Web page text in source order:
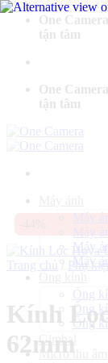
dung
One
tận tâm
One
tận tâm
Máy
Máy
Máy
Ống
Ống
Ống
Gimbal
Micro thu âm
Trang chủ Phụ
Kính
62mm